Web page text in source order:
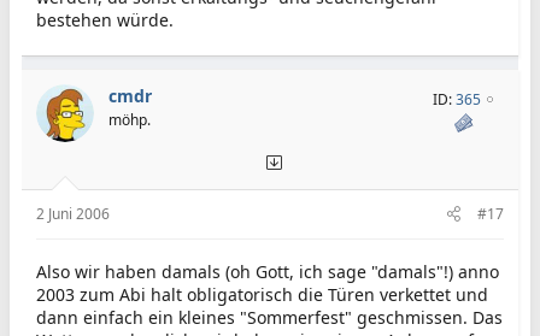
bestehen würde.
cmdr
möhp.
ID:365
2 Juni 2006 #17
Also wir haben damals (oh Gott, ich sage "damals"!) anno
2003 zum Abi halt obligatorisch die Türen verkettet und
dann einfach ein kleines "Sommerfest" geschmissen. Das